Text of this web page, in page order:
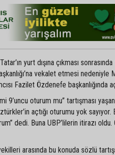
yurt dışına çıkması
vekalet etmesi nedeniyle
Fazilet Özdenefe başkanlığında
9’uncu oturum mu” tartışması
açtığı oturumu yok
dedi. Buna UBP’lilerin itirazı
arasında bu konuda sözlü